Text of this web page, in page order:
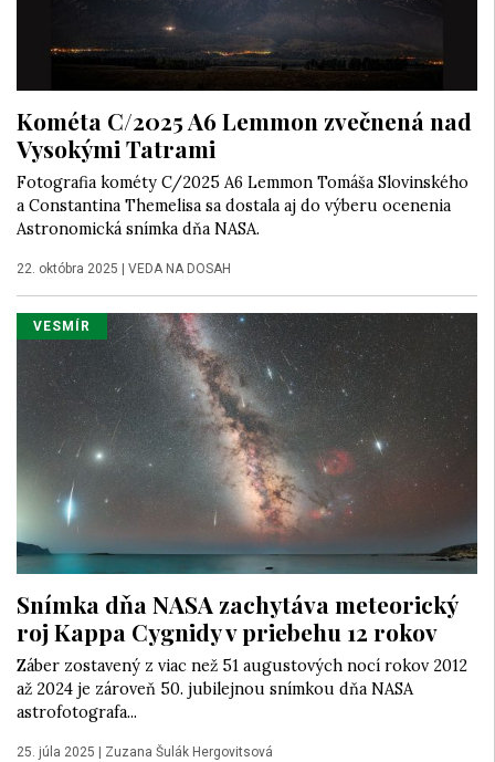
Kométa C/2025 A6 Lemmon zvečnená nad
Vysokými Tatrami
Fotografia kométy C/2025 A6 Lemmon Tomáša Slovinského
a Constantina Themelisa sa dostala aj do výberu ocenenia
Astronomická snímka dňa NASA.
22. októbra 2025 VEDA NA DOSAH
VESMÍR
Snímka dňa NASA zachytáva meteorický
roj Kappa Cygnidy v priebehu 12 rokov
Záber zostavený z viac než 51 augustových nocí rokov 2012
až 2024 je zároveň 50. jubilejnou snímkou dňa NASA
astrofotografa...
25. júla 2025 Zuzana Šulák Hergovitsová